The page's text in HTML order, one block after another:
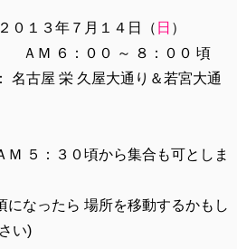
１３年７月１４日（ 日 ）
～ ８：００ 頃
久屋大通り＆若宮大通
Ｍ ５：３０頃から集合も可としま
になったら 場所を移動するかもし
い)